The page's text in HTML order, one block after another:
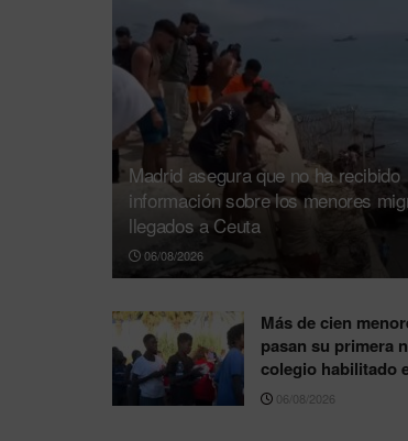
Madrid asegura que no ha recibido
información sobre los menores
llegados a Ceuta
06/08/2026
Más de cien
pasan su primera
colegio habilitado
06/08/2026